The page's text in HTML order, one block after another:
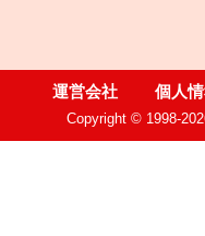
運営会社 個人
Copyright © 1998-